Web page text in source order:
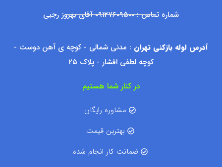
شماره تماس : ۰۹۱۲۷۶۰۹۵۰۰ آقای بهروز رجبی
آدرس لوله بازکنی تهران : مدنی شمالی - کوچه ی آهن دوست -
کوچه لطفی افشار - پلاک ۲۵
در کنار شما هستیم
مشاوره رایگان
بهترین قیمت
ضمانت کار انجام شده